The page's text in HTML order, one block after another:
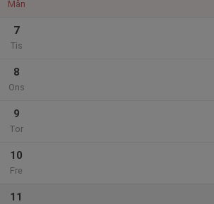
Mån
7
Tis
8
Ons
9
Tor
10
Fre
11